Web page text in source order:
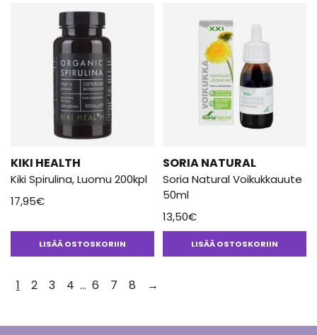
KIKI HEALTH
Kiki Spirulina, Luomu 200kpl
17,95€
LISÄÄ OSTOSKORIIN
SORIA NATURAL
Soria Natural Voikukkauute
50ml
13,50€
LISÄÄ OSTOSKORIIN
1 2 3 4 … 6 7 8 →